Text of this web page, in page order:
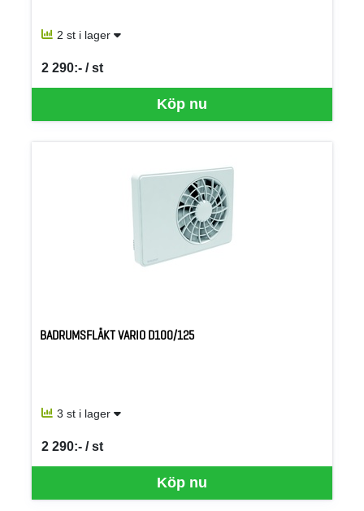
2 st i lager
Köp nu
2 290:- / st
SEK per ST
BADRUMSFLÄKT VARIO D100/125
3 st i lager
Köp nu
2 290:- / st
SEK per ST